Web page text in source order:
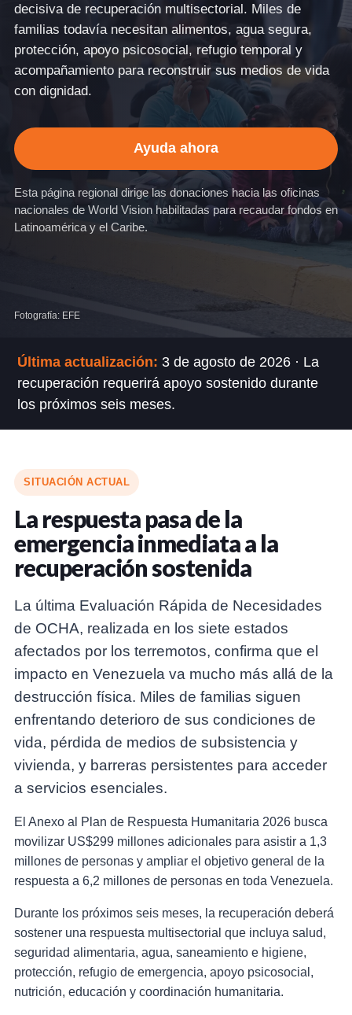
decisiva de recuperación multisectorial. Miles de
familias todavía necesitan alimentos, agua segura,
protección, apoyo psicosocial, refugio temporal y
acompañamiento para reconstruir sus medios de vida
con dignidad.
Ayuda ahora
Esta página regional dirige las donaciones hacia las oficinas
nacionales de World Vision habilitadas para recaudar fondos en
Latinoamérica y el Caribe.
Fotografía: EFE
Última actualización: 3 de agosto de 2026 · La
recuperación requerirá apoyo sostenido durante
los próximos seis meses.
SITUACIÓN ACTUAL
La respuesta pasa de la
emergencia inmediata a la
recuperación sostenida
La última Evaluación Rápida de Necesidades
de OCHA, realizada en los siete estados
afectados por los terremotos, confirma que el
impacto en Venezuela va mucho más allá de la
destrucción física. Miles de familias siguen
enfrentando deterioro de sus condiciones de
vida, pérdida de medios de subsistencia y
vivienda, y barreras persistentes para acceder
a servicios esenciales.
El Anexo al Plan de Respuesta Humanitaria 2026 busca
movilizar US$299 millones adicionales para asistir a 1,3
millones de personas y ampliar el objetivo general de la
respuesta a 6,2 millones de personas en toda Venezuela.
Durante los próximos seis meses, la recuperación deberá
sostener una respuesta multisectorial que incluya salud,
seguridad alimentaria, agua, saneamiento e higiene,
protección, refugio de emergencia, apoyo psicosocial,
nutrición, educación y coordinación humanitaria.